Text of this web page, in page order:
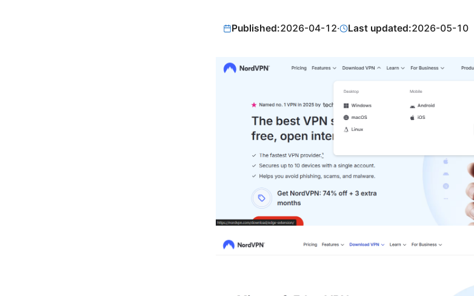
Published:2026-04-12· Last updated:2026-05-10